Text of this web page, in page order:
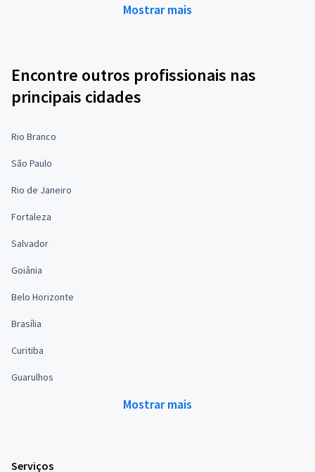
Mostrar mais
Encontre outros profissionais nas
principais cidades
Rio Branco
São Paulo
Rio de Janeiro
Fortaleza
Salvador
Goiânia
Belo Horizonte
Brasília
Curitiba
Guarulhos
Mostrar mais
Serviços